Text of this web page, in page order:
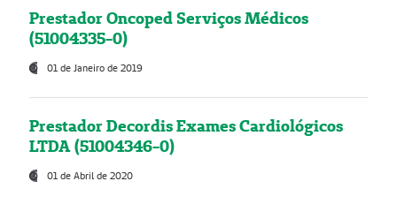
Prestador Oncoped Serviços Médicos
(51004335-0)
01 de Janeiro de 2019
Prestador Decordis Exames Cardiológicos
LTDA (51004346-0)
01 de Abril de 2020